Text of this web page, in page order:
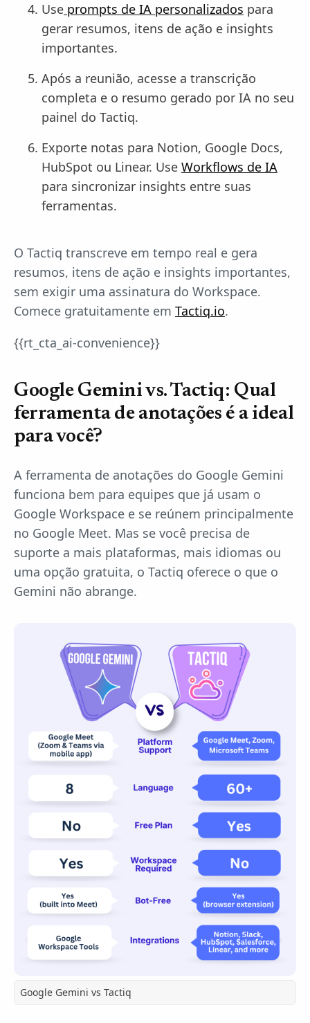
Use prompts de IA personalizados para
gerar resumos, itens de ação e insights
importantes.
Após a reunião, acesse a transcrição
completa e o resumo gerado por IA no seu
painel do Tactiq.
Exporte notas para Notion, Google Docs,
HubSpot ou Linear. Use Workflows de IA
para sincronizar insights entre suas
ferramentas.
O Tactiq transcreve em tempo real e gera
resumos, itens de ação e insights importantes,
sem exigir uma assinatura do Workspace.
Comece gratuitamente em Tactiq.io.
{{rt_cta_ai-convenience}}
Google Gemini vs. Tactiq: Qual
ferramenta de anotações é a ideal
para você?
A ferramenta de anotações do Google Gemini
funciona bem para equipes que já usam o
Google Workspace e se reúnem principalmente
no Google Meet. Mas se você precisa de
suporte a mais plataformas, mais idiomas ou
uma opção gratuita, o Tactiq oferece o que o
Gemini não abrange.
Google Gemini vs Tactiq